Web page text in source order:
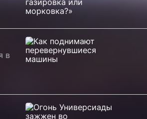
в